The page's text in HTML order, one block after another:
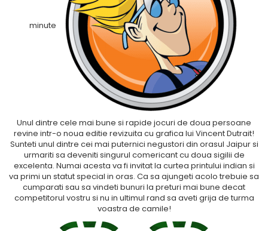
De război
Abstracte
Cultură pop
TOATE JOCURILE
minute
Unul dintre cele mai bune si rapide jocuri de doua persoane
revine intr-o noua editie revizuita cu grafica lui Vincent Dutrait!
Sunteti unul dintre cei mai puternici negustori din orasul Jaipur si
urmariti sa deveniti singurul comericant cu doua sigilii de
excelenta. Numai acesta va fi invitat la curtea printului indian si
va primi un statut special in oras. Ca sa ajungeti acolo trebuie sa
cumparati sau sa vindeti bunuri la preturi mai bune decat
competitorul vostru si nu in ultimul rand sa aveti grija de turma
voastra de camile!